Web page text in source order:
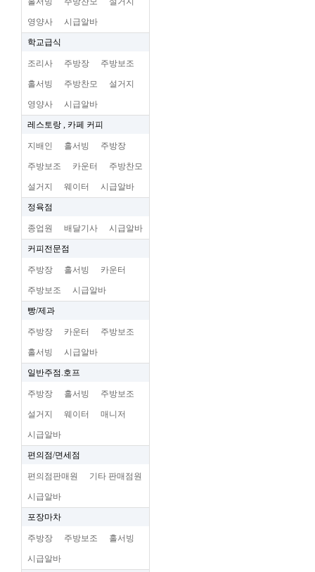
영양사 시급알바
학교급식
조리사 주방장 주방보조
홀서빙 주방찬모 설거지
영양사 시급알바
레스토랑 , 카페 커피
지배인 홀서빙 주방장
주방보조 카운터 주방찬모
설거지 웨이터 시급알바
정육점
종업원 배달기사 시급알바
커피전문점
주방장 홀서빙 카운터
주방보조 시급알바
빵/제과
주방장 카운터 주방보조
홀서빙 시급알바
일반주점.호프
주방장 홀서빙 주방보조
설거지 웨이터 매니저
시급알바
편의점/면세점
편의점판매원 기타 판매점원
시급알바
포장마차
주방장 주방보조 홀서빙
시급알바